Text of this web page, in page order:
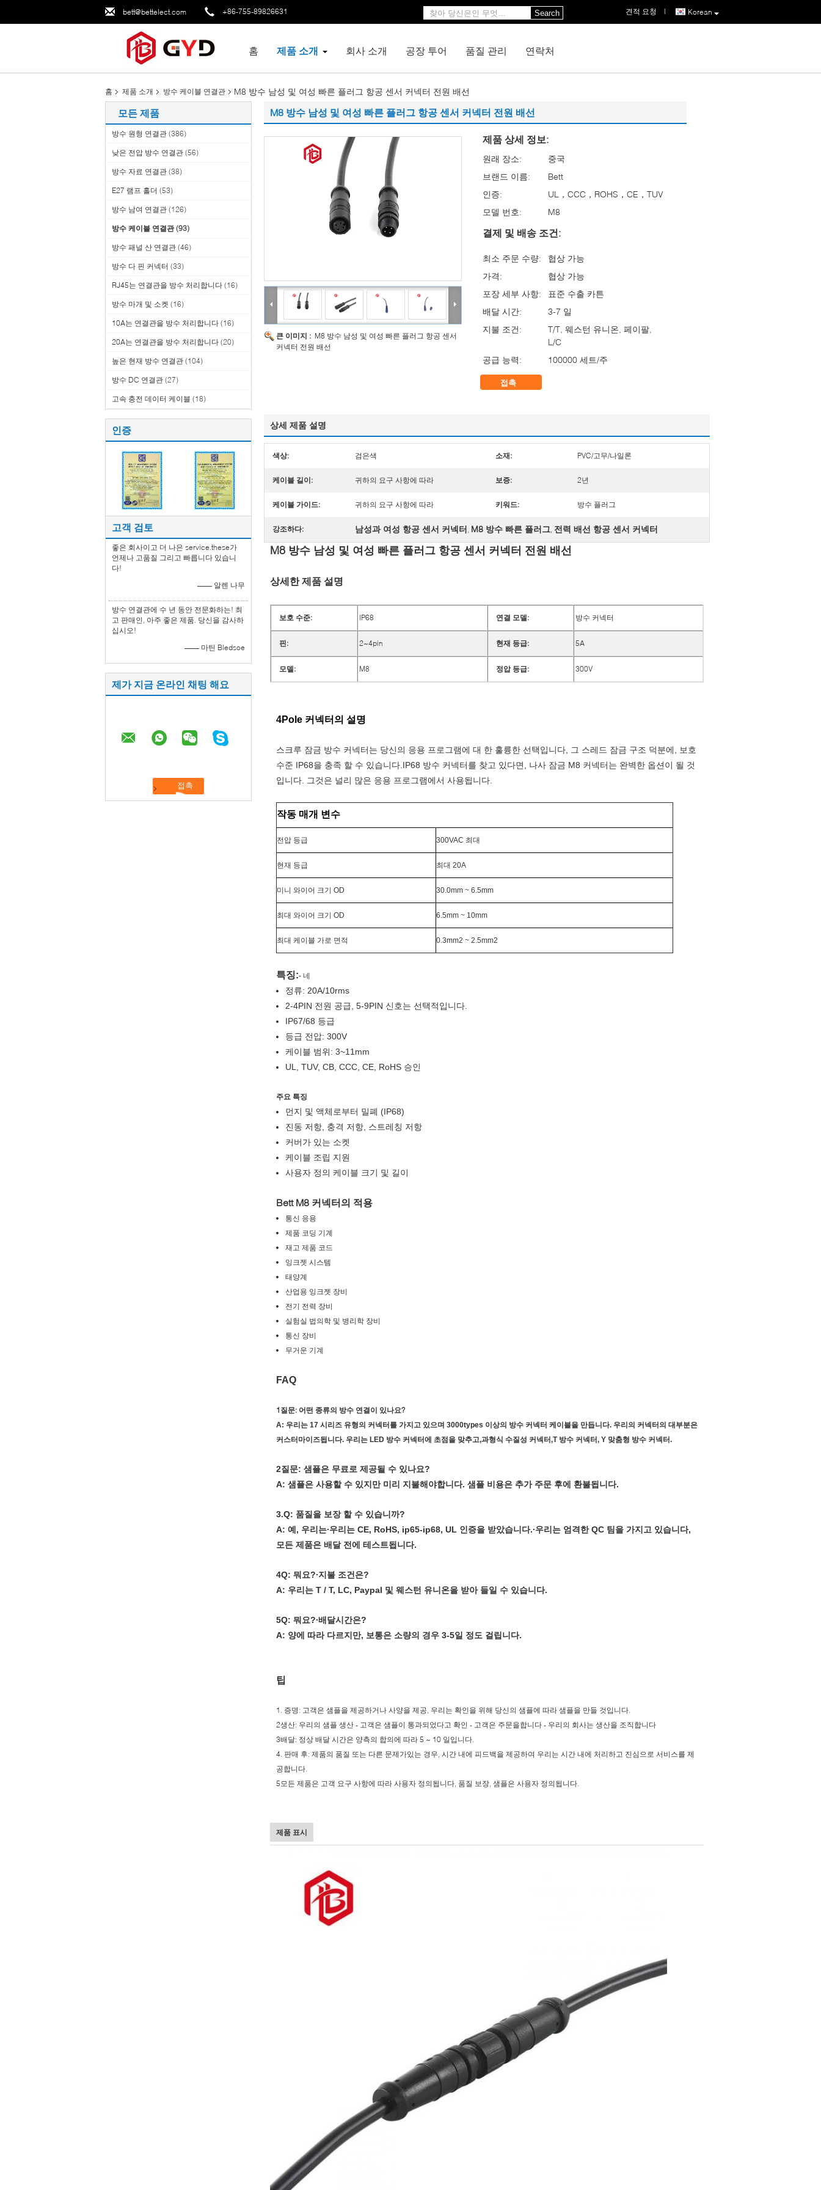
bett@bettelect.com +86-755-89826631 Korean
견적 요청 |
Search
홈 제품 소개 회사 소개 공장 투어 품질 관리 연락처
홈 제품 소개 방수 케이블 연결관 M8 방수 남성 및 여성 빠른 플러그 항공 센서 커넥터 전원 배선
모든 제품
방수 원형 연결관 (386)
낮은 전압 방수 연결관 (56)
방수 자료 연결관 (38)
E27 램프 홀더 (53)
방수 남여 연결관 (126)
방수 케이블 연결관 (93)
방수 패널 산 연결관 (46)
방수 다 핀 커넥터 (33)
RJ45는 연결관을 방수 처리합니다 (16)
방수 마개 및 소켓 (16)
10A는 연결관을 방수 처리합니다 (16)
20A는 연결관을 방수 처리합니다 (20)
높은 현재 방수 연결관 (104)
방수 DC 연결관 (27)
고속 충전 데이터 케이블 (18)
인증
고객 검토
좋은 회사이고 더 나은 service.these가
언제나 고품질 그리고 빠릅니다 있습니
다!
—— 알렌 나무
방수 연결관에 수 년 동안 전문화하는! 최
고 판매인, 아주 좋은 제품. 당신을 감사하
십시오!
—— 마틴 Bledsoe
제가 지금 온라인 채팅 해요
M8 방수 남성 및 여성 빠른 플러그 항공 센서 커넥터 전원 배선
큰 이미지 : M8 방수 남성 및 여성 빠른 플러그 항공 센서
커넥터 전원 배선
제품 상세 정보:
원래 장소:
중국
브랜드 이름:
Bett
인증:
UL，CCC，ROHS，CE，TUV
모델 번호:
M8
결제 및 배송 조건:
최소 주문 수량:
협상 가능
가격:
협상 가능
포장 세부 사항:
표준 수출 카튼
배달 시간:
3-7 일
지불 조건:
T/T, 웨스턴 유니온, 페이팔,
L/C
공급 능력:
100000 세트/주
접촉
상세 제품 설명
색상: 검은색 소재: PVC/고무/나일론
케이블 길이: 귀하의 요구 사항에 따라 보증: 2년
케이블 가이드: 귀하의 요구 사항에 따라 키워드: 방수 플러그
강조하다: 남성과 여성 항공 센서 커넥터 M8 방수 빠른 플러그 전력 배선 항공 센서 커넥터
M8 방수 남성 및 여성 빠른 플러그 항공 센서 커넥터 전원 배선
상세한 제품 설명
보호 수준: IP68 연결 모델: 방수 커넥터
핀: 2~4pin 현재 등급: 5A
모델: M8 정압 등급: 300V
4Pole 커넥터의 설명
스크루 잠금 방수 커넥터는 당신의 응용 프로그램에 대 한 훌륭한 선택입니다, 그 스레드 잠금 구조 덕분에, 보호
수준 IP68을 충족 할 수 있습니다.IP68 방수 커넥터를 찾고 있다면, 나사 잠금 M8 커넥터는 완벽한 옵션이 될 것
입니다. 그것은 널리 많은 응용 프로그램에서 사용됩니다.
작동 매개 변수
전압 등급 300VAC 최대
현재 등급 최대 20A
미니 와이어 크기 OD 30.0mm ~ 6.5mm
최대 와이어 크기 OD 6.5mm ~ 10mm
최대 케이블 가로 면적 0.3mm2 ~ 2.5mm2
특징:- 네
정류: 20A/10rms
2-4PIN 전원 공급, 5-9PIN 신호는 선택적입니다.
IP67/68 등급
등급 전압: 300V
케이블 범위: 3~11mm
UL, TUV, CB, CCC, CE, RoHS 승인
주요 특징
먼지 및 액체로부터 밀폐 (IP68)
진동 저항, 충격 저항, 스트레칭 저항
커버가 있는 소켓
케이블 조립 지원
사용자 정의 케이블 크기 및 길이
Bett M8 커넥터의 적용
통신 응용
제품 코딩 기계
재고 제품 코드
잉크젯 시스템
태양계
산업용 잉크젯 장비
전기 전력 장비
실험실 법의학 및 병리학 장비
통신 장비
무거운 기계
FAQ
1질문: 어떤 종류의 방수 연결이 있나요?
A: 우리는 17 시리즈 유형의 커넥터를 가지고 있으며 3000types 이상의 방수 커넥터 케이블을 만듭니다. 우리의 커넥터의 대부분은
커스터마이즈됩니다. 우리는 LED 방수 커넥터에 초점을 맞추고,과형식 수질성 커넥터,T 방수 커넥터, Y 맞춤형 방수 커넥터.
2질문: 샘플은 무료로 제공될 수 있나요?
A: 샘플은 사용할 수 있지만 미리 지불해야합니다. 샘플 비용은 추가 주문 후에 환불됩니다.
3.Q: 품질을 보장 할 수 있습니까?
A: 예, 우리는∙우리는 CE, RoHS, ip65-ip68, UL 인증을 받았습니다.∙우리는 엄격한 QC 팀을 가지고 있습니다,
모든 제품은 배달 전에 테스트됩니다.
4Q: 뭐요?∙지불 조건은?
A: 우리는 T / T, LC, Paypal 및 웨스턴 유니온을 받아 들일 수 있습니다.
5Q: 뭐요?∙배달시간은?
A: 양에 따라 다르지만, 보통은 소량의 경우 3-5일 정도 걸립니다.
팁
1. 증명: 고객은 샘플을 제공하거나 사양을 제공, 우리는 확인을 위해 당신의 샘플에 따라 샘플을 만들 것입니다.
2생산: 우리의 샘플 생산 - 고객은 샘플이 통과되었다고 확인 - 고객은 주문을합니다 - 우리의 회사는 생산을 조직합니다
3배달: 정상 배달 시간은 양측의 합의에 따라 5 ~ 10 일입니다.
4. 판매 후: 제품의 품질 또는 다른 문제가있는 경우, 시간 내에 피드백을 제공하여 우리는 시간 내에 처리하고 진심으로 서비스를 제
공합니다.
5모든 제품은 고객 요구 사항에 따라 사용자 정의됩니다, 품질 보장, 샘플은 사용자 정의됩니다.
제품 표시